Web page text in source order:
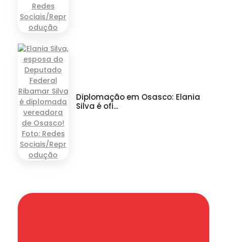
Diplomação em Osasco: Elania
Silva é ofi...